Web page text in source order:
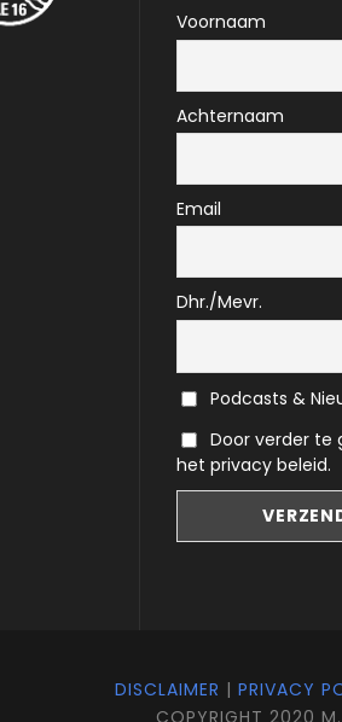
Voornaam
Achternaam
Email
Dhr./Mevr.
Podcasts &
Door verder te
het privacy beleid.
DISCLAIMER | PRIVACY
COPYRIGHT 2020 M.